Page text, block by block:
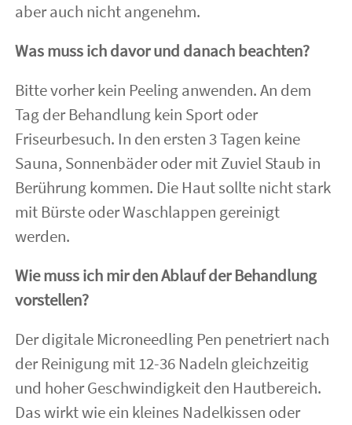
aber auch nicht angenehm.
Was muss ich davor und danach beachten?
Bitte vorher kein Peeling anwenden. An dem
Tag der Behandlung kein Sport oder
Friseurbesuch. In den ersten 3 Tagen keine
Sauna, Sonnenbäder oder mit Zuviel Staub in
Berührung kommen. Die Haut sollte nicht stark
mit Bürste oder Waschlappen gereinigt
werden.
Wie muss ich mir den Ablauf der Behandlung
vorstellen?
Der digitale Microneedling Pen penetriert nach
der Reinigung mit 12-36 Nadeln gleichzeitig
und hoher Geschwindigkeit den Hautbereich.
Das wirkt wie ein kleines Nadelkissen oder